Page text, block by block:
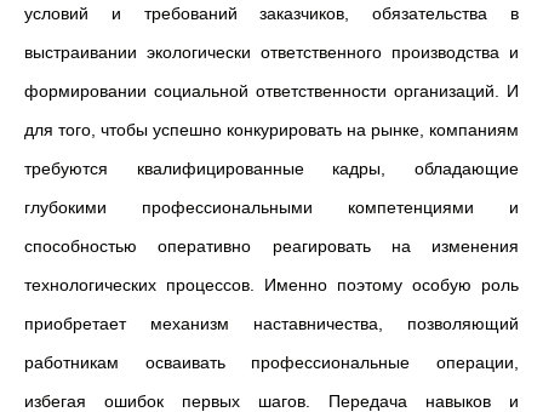
условий и требований заказчиков, обязательства в
выстраивании экологически ответственного производства и
формировании социальной ответственности организаций. И
для того, чтобы успешно конкурировать на рынке, компаниям
требуются квалифицированные кадры, обладающие
глубокими профессиональными компетенциями и
способностью оперативно реагировать на изменения
технологических процессов. Именно поэтому особую роль
приобретает механизм наставничества, позволяющий
работникам осваивать профессиональные операции,
избегая ошибок первых шагов. Передача навыков и